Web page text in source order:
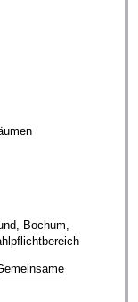
Bochum,